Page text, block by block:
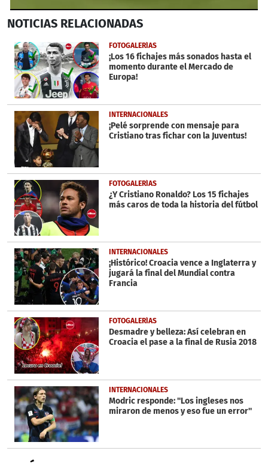
seconds
49
seconds
NOTICIAS RELACIONADAS
FOTOGALERÍAS
¡Los 16 fichajes más sonados hasta el
momento durante el Mercado de
Europa!
INTERNACIONALES
¡Pelé sorprende con mensaje para
Cristiano tras fichar con la Juventus!
FOTOGALERÍAS
¿Y Cristiano Ronaldo? Los 15 fichajes
más caros de toda la historia del fútbol
INTERNACIONALES
¡Histórico! Croacia vence a Inglaterra y
jugará la final del Mundial contra
Francia
FOTOGALERÍAS
Desmadre y belleza: Así celebran en
Croacia el pase a la final de Rusia 2018
INTERNACIONALES
Modric responde: ''Los ingleses nos
miraron de menos y eso fue un error''